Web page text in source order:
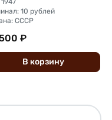
10 рублей
СССР
₽
В корзину